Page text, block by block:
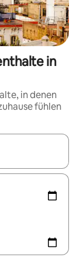
in
in denen
fühlen
mit den